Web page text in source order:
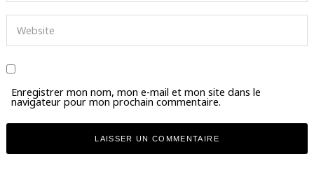
Enregistrer mon nom, mon e-mail et mon site dans le
navigateur pour mon prochain commentaire.